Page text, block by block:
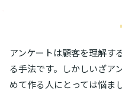
アンケートは顧客を理解す
る手法です。しかしいざア
めて作る人にとっては悩ま